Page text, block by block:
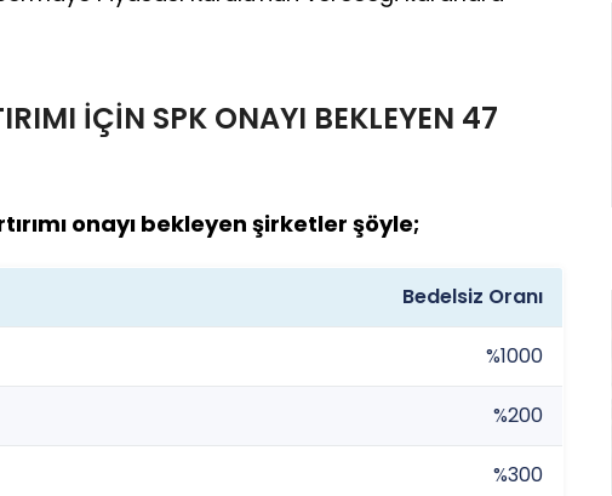
İÇİN SPK ONAYI BEKLEYEN 47
onayı bekleyen şirketler şöyle;
Bedelsiz Oranı
%1000
%200
%300